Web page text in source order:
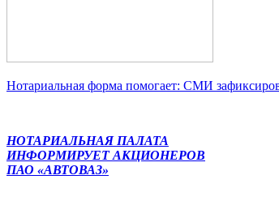
Нотариальная форма помогает: СМИ
НОТАРИАЛЬНАЯ ПАЛАТА
ИНФОРМИРУЕТ АКЦИОНЕРОВ
ПАО «АВТОВАЗ»